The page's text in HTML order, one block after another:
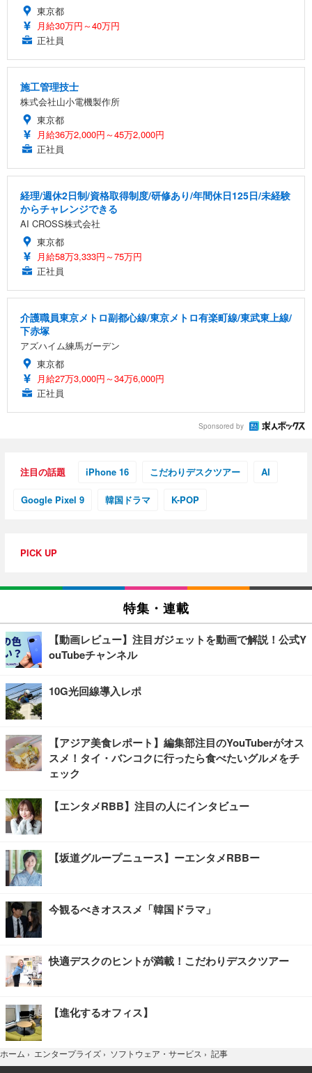
東京都
月給30万円～40万円
正社員
施工管理技士
株式会社山小電機製作所
東京都
月給36万2,000円～45万2,000円
正社員
経理/週休2日制/資格取得制度/研修あり/年間休日125日/未経験
からチャレンジできる
AI CROSS株式会社
東京都
月給58万3,333円～75万円
正社員
介護職員東京メトロ副都心線/東京メトロ有楽町線/東武東上線/
下赤塚
アズハイム練馬ガーデン
東京都
月給27万3,000円～34万6,000円
正社員
Sponsored by
注目の話題 iPhone 16 こだわりデスクツアー AI
Google Pixel 9 韓国ドラマ K-POP
PICK UP
特集・連載
【動画レビュー】注目ガジェットを動画で解説！公式Y
ouTubeチャンネル
10G光回線導入レポ
【アジア美食レポート】編集部注目のYouTuberがオス
スメ！タイ・バンコクに行ったら食べたいグルメをチ
ェック
【エンタメRBB】注目の人にインタビュー
【坂道グループニュース】ーエンタメRBBー
今観るべきオススメ「韓国ドラマ」
快適デスクのヒントが満載！こだわりデスクツアー
【進化するオフィス】
ホーム › エンタープライズ › ソフトウェア・サービス › 記事